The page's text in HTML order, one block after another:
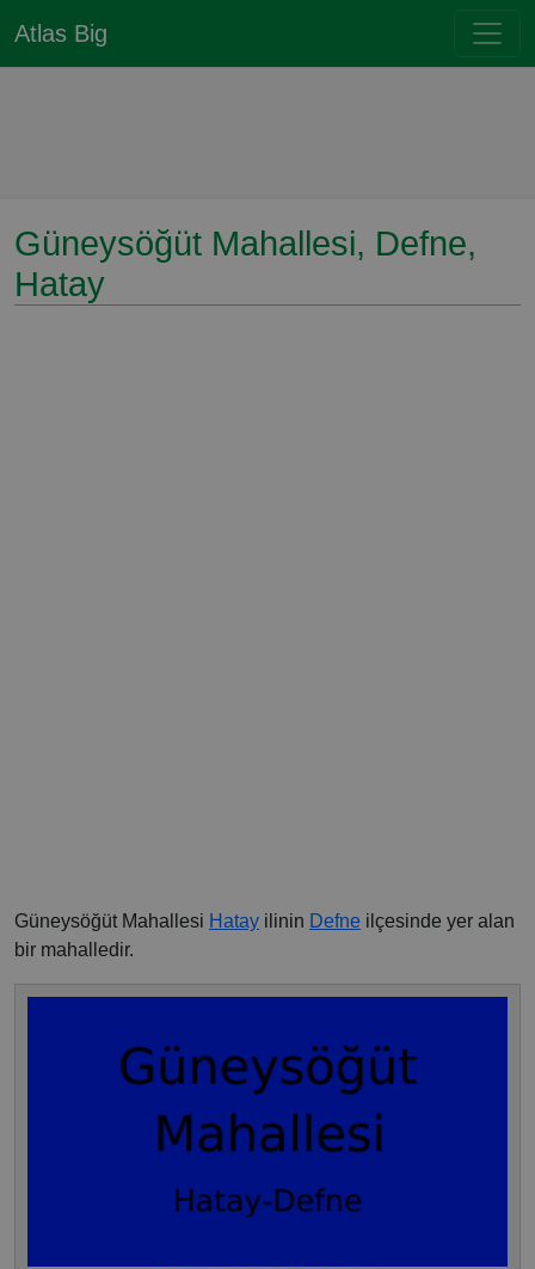
Atlas Big
Güneysöğüt Mahallesi, Defne,
Hatay
Güneysöğüt Mahallesi Hatay ilinin Defne ilçesinde yer alan
bir mahalledir.